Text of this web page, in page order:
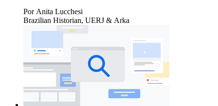
Por Anita Lucchesi
Brazilian Historian, UERJ & Arka